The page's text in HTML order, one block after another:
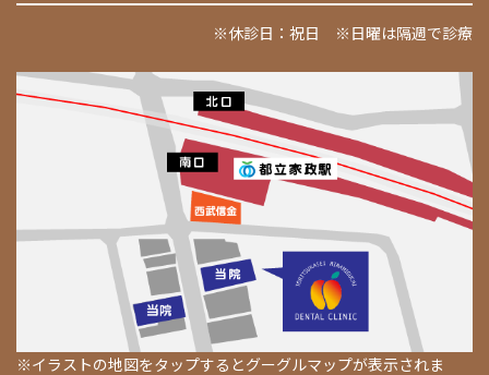
※休診日：祝日 ※日曜は隔週で診療
※イラストの地図をタップするとグーグルマップが表示されま